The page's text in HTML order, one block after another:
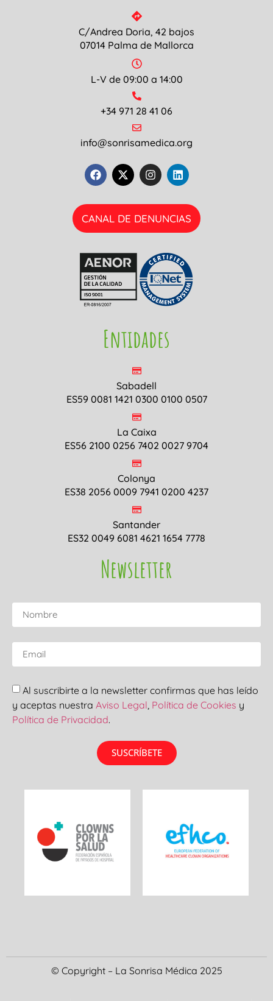
C/Andrea Doria, 42 bajos
07014 Palma de Mallorca
L-V de 09:00 a 14:00
+34 971 28 41 06
info@sonrisamedica.org
CANAL DE DENUNCIAS
Entidades
Sabadell
ES59 0081 1421 0300 0100 0507
La Caixa
ES56 2100 0256 7402 0027 9704
Colonya
ES38 2056 0009 7941 0200 4237
Santander
ES32 0049 6081 4621 1654 7778
Newsletter
Al suscribirte a la newsletter confirmas que has leído
y aceptas nuestra Aviso Legal Política de Cookies y
Política de Privacidad.
SUSCRÍBETE
© Copyright – La Sonrisa Médica 2025